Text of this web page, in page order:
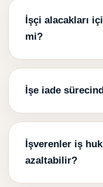
İşçi alacakları
mi?
İşe iade
İşverenler iş
azaltabilir?